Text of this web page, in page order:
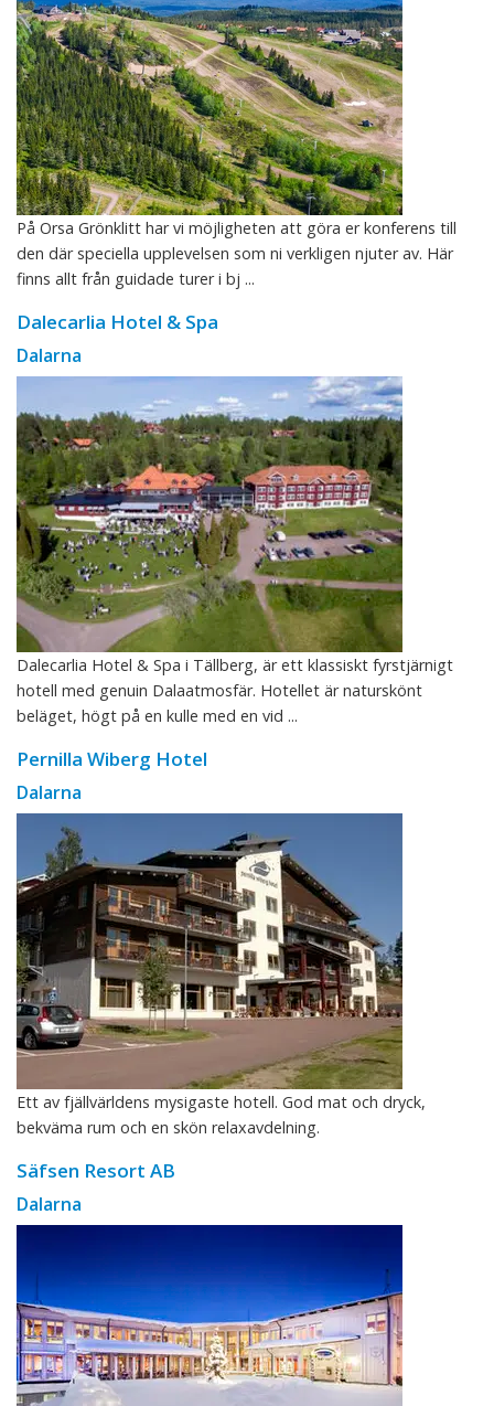
På Orsa Grönklitt har vi möjligheten att göra er konferens till
den där speciella upplevelsen som ni verkligen njuter av. Här
finns allt från guidade turer i bj ...
Dalecarlia Hotel & Spa
Dalarna
Dalecarlia Hotel & Spa i Tällberg, är ett klassiskt fyrstjärnigt
hotell med genuin Dalaatmosfär. Hotellet är naturskönt
beläget, högt på en kulle med en vid ...
Pernilla Wiberg Hotel
Dalarna
Ett av fjällvärldens mysigaste hotell. God mat och dryck,
bekväma rum och en skön relaxavdelning.
Säfsen Resort AB
Dalarna